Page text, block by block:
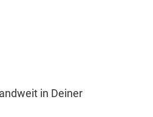
in Deiner